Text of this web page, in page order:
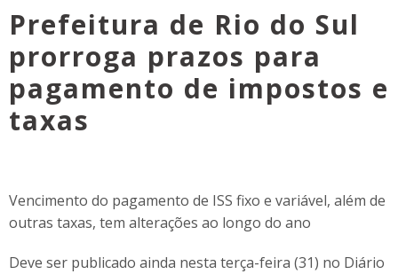
Prefeitura de Rio do Sul
prorroga prazos para
pagamento de impostos e
taxas
Vencimento do pagamento de ISS fixo e variável, além de
outras taxas, tem alterações ao longo do ano
Deve ser publicado ainda nesta terça-feira (31) no Diário